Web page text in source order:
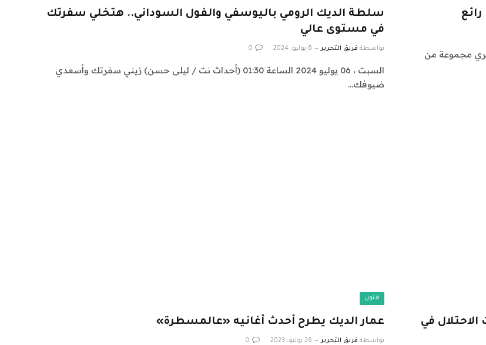
حسن) حضري مجموعة من
سلطة الديك الرومي باليوسفي والفول السوداني.. هتخلي سفرتك
في مستوى عالي
بواسطة فريق التحرير 6 يوليو، 2024 0
السبت ، 06 يوليو 2024 الساعة 01:30 (أحداث نت / ليلى حسن) زيني سفرتك وأسعدي
ضيوفك…
في
فنون
عمار الديك يطرح أحدث أغانيه «عالمسطرة»
بواسطة فريق التحرير 26 يوليو، 2023 0